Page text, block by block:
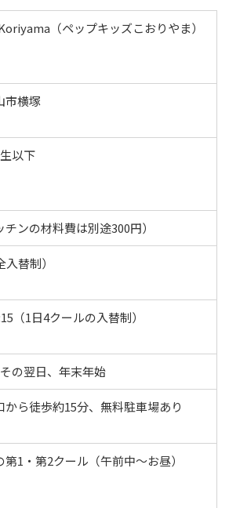
（ペップキッズこおりやま）
市横塚
以下
ンの材料費は別途300円）
替制）
（1日4クールの入替制）
の翌日、年末年始
から徒歩約15分、無料駐車場あり
第1・第2クール（午前中〜お昼）